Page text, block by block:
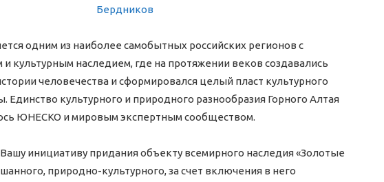
одним из наиболее самобытных российских регионов с
культурным наследием, где на протяжении веков создавались
человечества и сформировался целый пласт культурного
Единство культурного и природного разнообразия Горного Алтая
ЮНЕСКО и мировым экспертным сообществом.
инициативу придания объекту всемирного наследия «Золотые
природно-культурного, за счет включения в него